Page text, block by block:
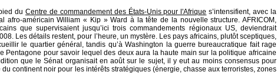
duCentre de commandement des États-Unis pour l'Afrique s’intensifient, avec la
afro-américain William « Kip » Ward à la tête de la nouvelle structure. AFRICOM,
que supervisaient jusqu’ici trois commandements régionaux US, deviendrait
Les détails restent, pour l’heure, un mystère. Les pays africains, plutôt sceptiques,
le quartier général, tandis qu’à Washington la guerre bureaucratique fait rage
Pentagone pour savoir lequel des deux aura la haute main sur la politique africaine
que le Sénat organisait en août sur le sujet, il y eut au moins consensus pour
du continent noir pour les intérêts stratégiques (énergie, chasse aux terroristes, zones